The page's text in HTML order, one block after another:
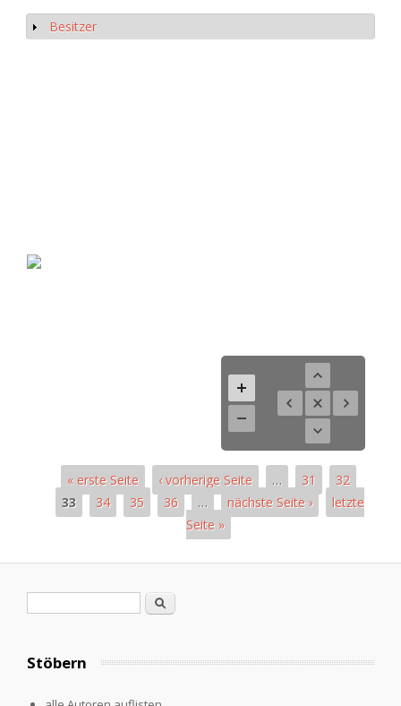
Anzeigen
Besitzer
« erste Seite ‹ vorherige Seite … 31
32
33
34 35 36 … nächste Seite ›
letzte
Seite »
Suche
Stöbern